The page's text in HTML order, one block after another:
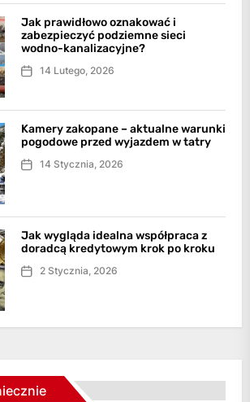
Jak prawidłowo oznakować i
zabezpieczyć podziemne sieci
wodno-kanalizacyjne?
14 Lutego, 2026
Kamery zakopane – aktualne warunki
pogodowe przed wyjazdem w tatry
14 Stycznia, 2026
Jak wygląda idealna współpraca z
doradcą kredytowym krok po kroku
2 Stycznia, 2026